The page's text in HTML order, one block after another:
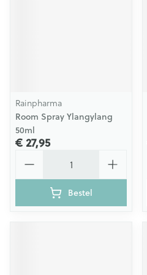
Rainpharma
Room Spray Ylangylang
50ml
€ 27,95
Bestel